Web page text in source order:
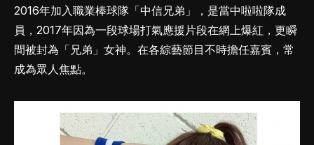
2016年加入職業棒球隊「中信兄弟」，是當中啦啦隊成
員，2017年因為一段球場打氣應援片段在網上爆紅，更瞬
間被封為「兄弟」女神。在各綜藝節目不時擔任嘉賓，常
成為眾人焦點。